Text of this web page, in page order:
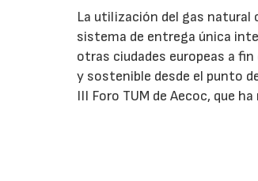
La utilización del gas
sistema de entrega única
otras ciudades europeas a
y sostenible desde el punto
III Foro TUM de Aecoc, que